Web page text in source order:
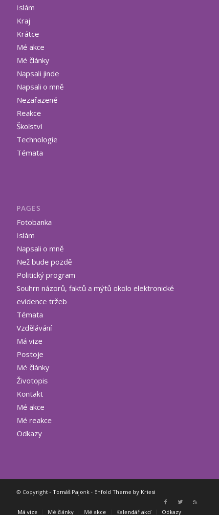
Islám
Kraj
Krátce
Mé akce
Mé články
Napsali jinde
Napsali o mně
Nezařazené
Reakce
Školství
Technologie
Témata
PAGES
Fotobanka
Islám
Napsali o mně
Než bude pozdě
Politický program
Souhrn názorů, faktů a mýtů okolo elektronické
evidence tržeb
Témata
Vzdělávání
Má vize
Postoje
Mé články
Životopis
Kontakt
Mé akce
Mé reakce
Odkazy
© Copyright - Tomáš Pajonk- Enfold Theme by Kriesi
Má vize Mé články Mé akce Kalendář akcí Odkazy